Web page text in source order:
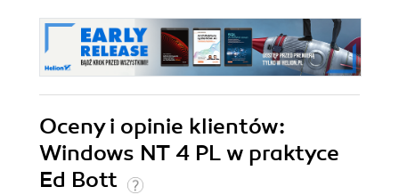
Oceny i opinie klientów:
Windows NT 4 PL w praktyce
Ed Bott